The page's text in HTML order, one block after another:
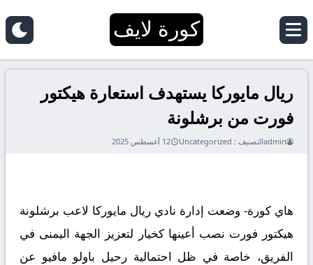
كورة لايف
ريال مايوركا يستهدف استعارة هيكتور
فورت من برشلونة
adminالتصنيف : Uncategorized 12 أغسطس 2025
هاي كورة- وضعت إدارة نادي ريال مايوركا لاعب برشلونة
هيكتور فورت نصب أعينها كخيار لتعزيز الجهة اليمنى في
الفريق، خاصة في ظل احتمالية رحيل باولو مافيو عن